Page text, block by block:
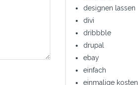
designen lassen
divi
dribbble
drupal
ebay
einfach
einmalige kosten